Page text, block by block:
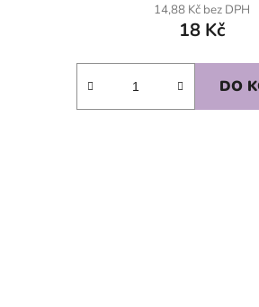
14,88 Kč bez DPH
18 Kč
DO